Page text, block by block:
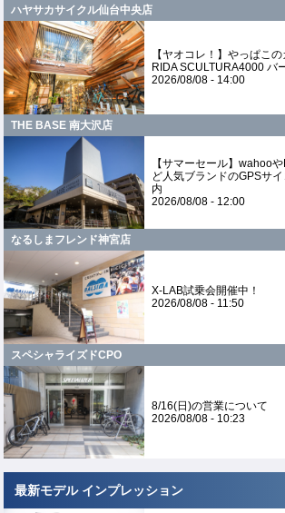
ハヤサカサイクル仙台中央店
【ヤオコレ！】やっぱこ
RIDA SCULTURA4000 バ
2026/08/08 - 14:00
THE BASE 南大沢店
【サマーセール】wahoo
ど人気ブランドのGPSサ
内
2026/08/08 - 12:00
なるしまフレンド神宮店
X-LAB試乗会開催中！
2026/08/08 - 11:50
スペシャライズドCPO
8/16(日)の営業について
2026/08/08 - 10:23
最新モデル インプレッション